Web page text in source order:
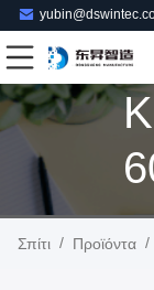
Σπίτι / Προϊόντα /